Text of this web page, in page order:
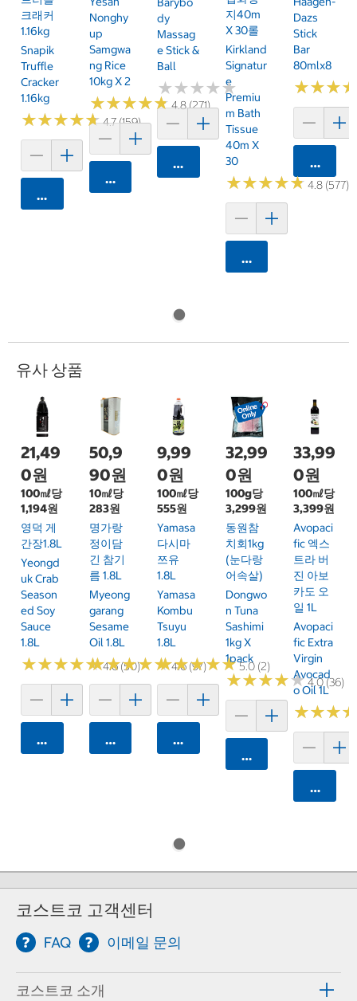
크래커
1.16kg
Snapik
Truffle
Cracker
1.16kg
★★★★★
★★★★★4.7 (159)
카트에 담기
Nonghy
Up
Samgwa
Ng Rice
10kg X 2
★★★★★
★★★★★4.8 (271)
카트에 담기
Dy
Massag
E Stick &
Ball
★★★★★
★★★★★
카트에 담기
지40m
X 30롤
Kirkland
Signatur
E
Premiu
M Bath
Tissue
40m X
30
★★★★★
★★★★★4.8 (577)
카트에 담기
Dazs
Stick
Bar
80mlx8
★★★
★★★
카트에
유사 상품
21,49
0원
100㎖당
1,194원
영덕 게
간장1.8L
Yeongd
Uk Crab
Season
Ed Soy
Sauce
1.8L
★★★★★
★★★★★4.6 (50)
카트에 담기
50,9
90원
10㎖당
283원
명가랑
정이담
긴 참기
름 1.8L
Myeong
Garang
Sesame
Oil 1.8L
★★★★★
★★★★★4.6 (97)
카트에 담기
9,99
0원
100㎖당
555원
Yamasa
다시마
쯔유
1.8L
Yamasa
Kombu
Tsuyu
1.8L
★★★★★
★★★★★5.0 (2)
카트에 담기
32,99
0원
100g당
3,299원
동원참
치회1kg
(눈다랑
어속살)
Dongwo
N Tuna
Sashimi
1kg X
1pack
★★★★★
★★★★★4.0 (36)
카트에 담기
33,99
0원
100㎖당
3,399원
Avopaci
Fic 엑스
트라 버
진 아보
카도 오
일 1L
Avopaci
Fic Extra
Virgin
Avocad
O Oil 1L
★★★
★★★
카트에
코스트코 고객센터
FAQ 이메일 문의
코스트코 소개